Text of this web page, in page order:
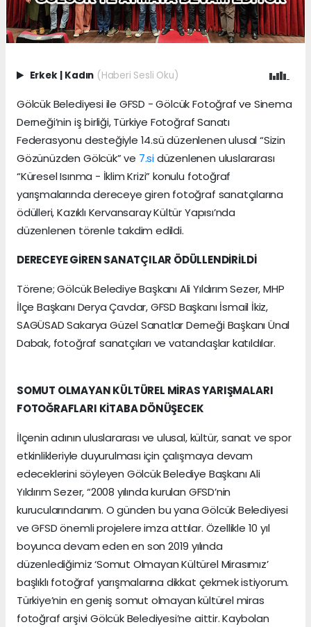
Erkek | Kadın (Haberi Sesli Oku)
Gölcük Belediyesi ile GFSD - Gölcük Fotoğraf ve Sinema
Derneği’nin iş birliği, Türkiye Fotoğraf Sanatı
Federasyonu desteğiyle 14.sü düzenlenen ulusal “Sizin
Gözünüzden Gölcük” ve 7.sidüzenlenen uluslararası
“Küresel Isınma - İklim Krizi” konulu fotoğraf
yarışmalarında dereceye giren fotoğraf sanatçılarına
ödülleri, Kazıklı Kervansaray Kültür Yapısı’nda
düzenlenen törenle takdim edildi.
DERECEYE GİREN SANATÇILAR ÖDÜLLENDİRİLDİ
Törene; Gölcük Belediye Başkanı Ali Yıldırım Sezer, MHP
İlçe Başkanı Derya Çavdar, GFSD Başkanı İsmail İkiz,
SAGÜSAD Sakarya Güzel Sanatlar Derneği Başkanı Ünal
Dabak, fotoğraf sanatçıları ve vatandaşlar katıldılar.
SOMUT OLMAYAN KÜLTÜREL MİRAS YARIŞMALARI
FOTOĞRAFLARI KİTABA DÖNÜŞECEK
İlçenin adının uluslararası ve ulusal, kültür, sanat ve spor
etkinlikleriyle duyurulması için çalışmaya devam
edeceklerini söyleyen Gölcük Belediye Başkanı Ali
Yıldırım Sezer, “2008 yılında kurulan GFSD’nin
kurucularındanım. O günden bu yana Gölcük Belediyesi
ve GFSD önemli projelere imza attılar. Özellikle 10 yıl
boyunca devam eden en son 2019 yılında
düzenlediğimiz ‘Somut Olmayan Kültürel Mirasımız’
başlıklı fotoğraf yarışmalarına dikkat çekmek istiyorum.
Türkiye’nin en geniş somut olmayan kültürel miras
fotoğraf arşivi Gölcük Belediyesi’ne aittir. Kaybolan